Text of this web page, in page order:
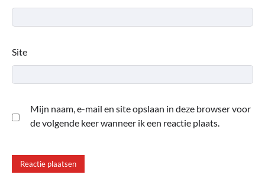
Site
Mijn naam, e-mail en site opslaan in deze browser voor
de volgende keer wanneer ik een reactie plaats.